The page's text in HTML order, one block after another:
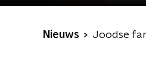
Nieuws Joodse